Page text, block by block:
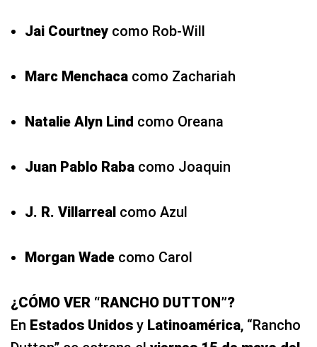
Jai Courtney como Rob-Will
Marc Menchaca como Zachariah
Natalie Alyn Lind como Oreana
Juan Pablo Raba como Joaquin
J. R. Villarreal como Azul
Morgan Wade como Carol
¿CÓMO VER “RANCHO DUTTON”?
En Estados Unidos y Latinoamérica, “Rancho